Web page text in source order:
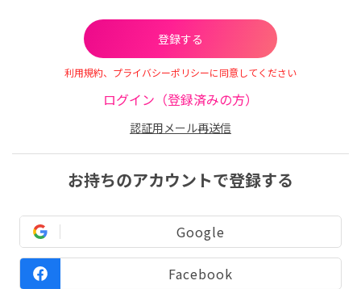
利用規約、プライバシーポリシーに同意してください
ログイン（登録済みの方）
認証用メール再送信
お持ちのアカウントで登録する
Google
Facebook